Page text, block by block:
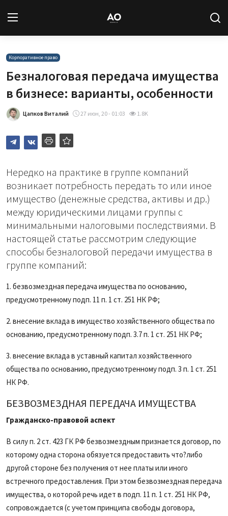
Вход
Новости
Статьи
Авторы
База знаний
Подписка
Корпоративное право
Безналоговая передача имущества
в бизнесе: варианты, особенности
Цапков Виталий 27 июн, 20 - 01:03 1.8K
Нередко на практике в группе компаний
возникает потребность передать то или иное
имущество (денежные средства, активы и др.)
между юридическими лицами группы с
минимальными налоговыми последствиями. В
настоящей статье рассмотрим следующие
способы безналоговой передачи имущества в
группе компаний:
1. безвозмездная передача имущества по основанию,
предусмотренному подп. 11 п. 1 ст. 251 НК РФ;
2. внесение вклада в имущество хозяйственного общества по
основанию, предусмотренному подп. 3.7 п. 1 ст. 251 НК РФ;
3. внесение вклада в уставный капитал хозяйственного
общества по основанию, предусмотренному подп. 3 п. 1 ст. 251
НК РФ.
БЕЗВОЗМЕЗДНАЯ ПЕРЕДАЧА ИМУЩЕСТВА
Гражданско-правовой аспект
В силу п. 2 ст. 423 ГК РФ безвозмездным признается договор, по
которому одна сторона обязуется предоставить что?либо
другой стороне без получения от нее платы или иного
встречного предоставления. При этом безвозмездная передача
имущества, о которой речь идет в подп. 11 п. 1 ст. 251 НК РФ,
сопровождается (с учетом принципа свободы договора,